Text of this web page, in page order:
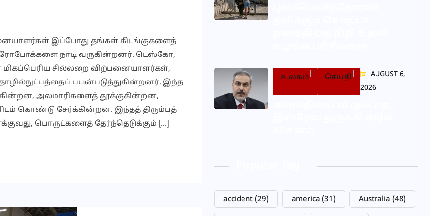
இப்போது தங்கள் கிடங்குகளைத்
ரோபோக்களை நாடி வருகின்றனர். டெஸ்கோ,
மிகப்பெரிய சில்லறை விற்பனையாளர்கள்,
பயன்படுத்துகின்றனர். இந்த
அலமாரிகளைத் தூக்குகின்றன,
கொண்டு சேர்க்கின்றன. இந்தத் திரும்பத்
பொருட்களைத் தேர்ந்தெடுக்கும் […]
உலகம் செய்தி
AUGUST 6,
2026
accident (29) america (31) Australia (48)